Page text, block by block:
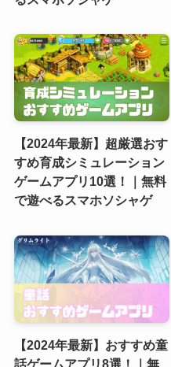
【2024年最新】超厳選おす
すめ育成シミュレーション
ゲームアプリ10選！｜無料
で遊べるスマホソシャゲ
【2024年最新】おすすめ童
話ゲームアプリ8選！｜無